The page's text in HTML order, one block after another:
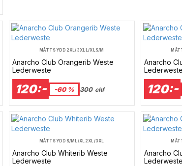
MÅTTSYDD 2XL/3XL L/XL S/M
Anarcho Club Orangerib Weste
Lederweste
120:- -60 % 300 chf
Anarcho
Lederweste
120:-
MÅTTSYDD S/M L/XL 2XL/3XL
Anarcho Club Whiterib Weste
Lederweste
Anarcho
Lederweste